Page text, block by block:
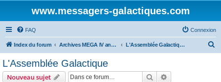
www.messagers-galactiques.com
FAQ Connexion
Index du forum Archives MEGA IV ancien forum L'Assemblée Galactique
L'Assemblée Galactique
Nouveau sujet Rechercher